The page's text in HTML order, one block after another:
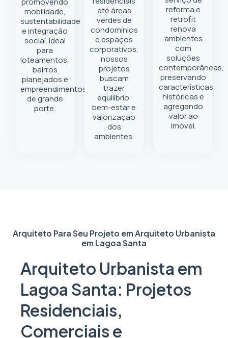
mobilidade,
sustentabilidade
e integração
social. Ideal
para
loteamentos,
bairros
planejados e
empreendimentos
de grande
porte.
até áreas
verdes de
condomínios
e espaços
corporativos,
nossos
projetos
buscam
trazer
equilíbrio,
bem-estar e
valorização
dos
ambientes.
reforma e
retrofit
renova
ambientes
com
soluções
contemporâneas,
preservando
características
históricas e
agregando
valor ao
imóvel.
Arquiteto Para Seu Projeto emArquiteto Urbanista
em Lagoa Santa
Arquiteto Urbanista em
Lagoa Santa: Projetos
Residenciais,
Comerciais e